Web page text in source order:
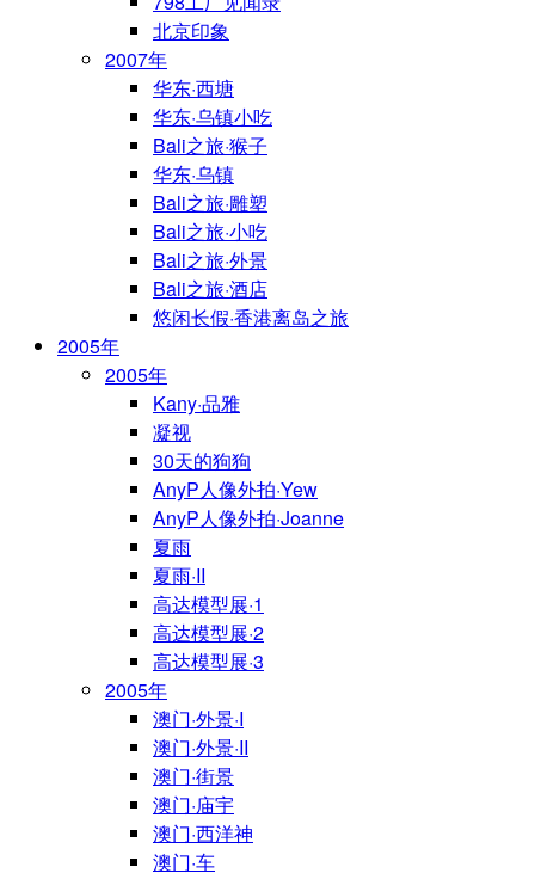
北京印象
2007年
华东·西塘
华东·乌镇小吃
Bali之旅·猴子
华东·乌镇
Bali之旅·雕塑
Bali之旅·小吃
Bali之旅·外景
Bali之旅·酒店
悠闲长假·香港离岛之旅
2005年
2005年
Kany·品雅
凝视
30天的狗狗
AnyP人像外拍·Yew
AnyP人像外拍·Joanne
夏雨
夏雨·II
高达模型展·1
高达模型展·2
高达模型展·3
2005年
澳门·外景·I
澳门·外景·II
澳门·街景
澳门·庙宇
澳门·西洋神
澳门·车